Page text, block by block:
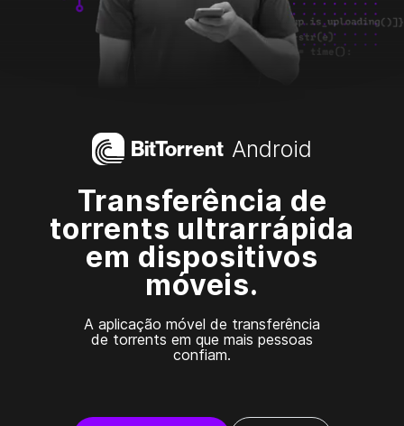
BitTorrent Android
Transferência de
torrents ultrarrápida
em dispositivos
móveis.
A aplicação móvel de transferência
de torrents em que mais pessoas
confiam.